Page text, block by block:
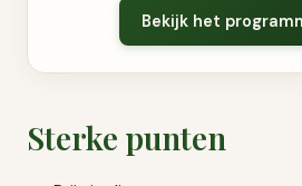
Bekijk het
Sterke punten